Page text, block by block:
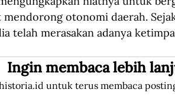
mendorong otonomi daerah.
telah merasakan adanya
Ingin membaca lebih
untuk terus membaca